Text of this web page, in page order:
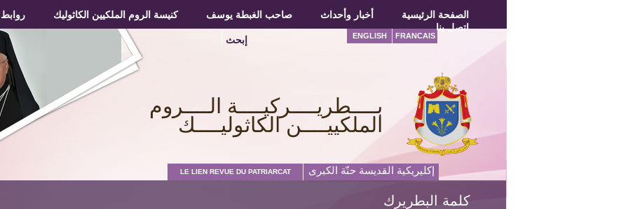
الصفحة الرئيسية أخبار وأحداث صاحب الغبطة يوسف كنيسة الروم الملكيين الكاثوليك روابط
اتصل بنا
بــــطريــــركيــــة الــــروم
الملكييــــن الكاثوليــــك
ENGLISH FRANCAIS إبحث
إكليريكية القديسة حنّة الكبرى LE LIEN REVUE DU PATRIARCAT
كلمة البطريرك
الصفحة الرئيسية أخبار وأحداث صاحب الغبطة يوسف كنيسة الروم الملكيين الكاثوليك روابط
اتصل بنا